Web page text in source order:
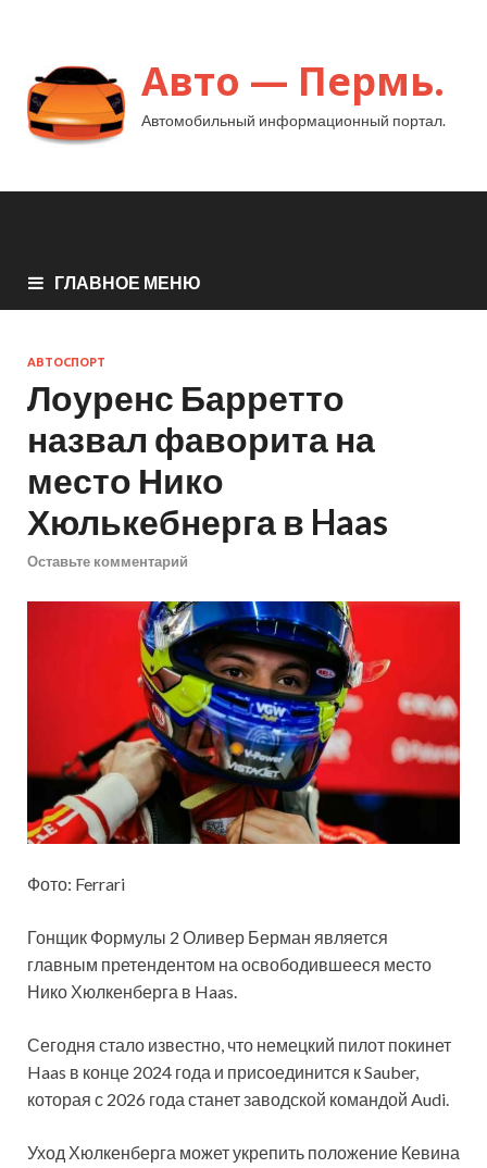
Авто — Пермь.
Автомобильный информационный портал.
ГЛАВНОЕ МЕНЮ
АВТОСПОРТ
Лоуренс Барретто
назвал фаворита на
место Нико
Хюлькебнерга в Haas
Оставьте комментарий
Фото: Ferrari
Гонщик Формулы 2 Оливер Берман является
главным претендентом на освободившееся место
Нико Хюлкенберга в Haas.
Сегодня стало известно, что немецкий пилот покинет
Haas в конце 2024 года и присоединится к Sauber,
которая с 2026 года станет заводской командой Audi.
Уход Хюлкенберга может укрепить положение Кевина